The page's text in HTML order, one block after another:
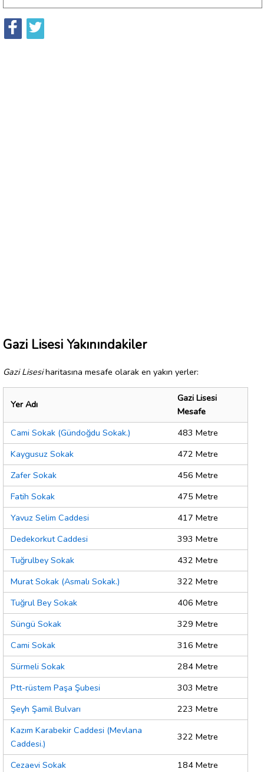
Gazi Lisesi Yakınındakiler
Gazi Lisesiharitasına mesafe olarak en yakın yerler:
Yer Adı
Gazi Lisesi
Mesafe
Cami Sokak (Gündoğdu Sokak.)
483 Metre
Kaygusuz Sokak
472 Metre
Zafer Sokak
456 Metre
Fatih Sokak
475 Metre
Yavuz Selim Caddesi
417 Metre
Dedekorkut Caddesi
393 Metre
Tuğrulbey Sokak
432 Metre
Murat Sokak (Asmalı Sokak.)
322 Metre
Tuğrul Bey Sokak
406 Metre
Süngü Sokak
329 Metre
Cami Sokak
316 Metre
Sürmeli Sokak
284 Metre
Ptt-rüstem Paşa Şubesi
303 Metre
Şeyh Şamil Bulvarı
223 Metre
Kazım Karabekir Caddesi (Mevlana
Caddesi.)
322 Metre
Cezaevi Sokak
184 Metre